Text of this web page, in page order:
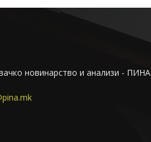
новинарство и анализи - ПИНА